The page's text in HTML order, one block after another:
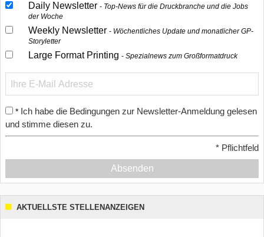
Daily Newsletter
Top-News für die Druckbranche und die Jobs
der Woche
Weekly Newsletter
Wöchentliches Update und monatlicher GP-
Storyletter
Large Format Printing Spezialnews zum Großformatdruck
* Ich habe die Bedingungen zur Newsletter-Anmeldung gelesen
und stimme diesen zu.
* Pflichtfeld
Absenden
AKTUELLSTE STELLENANZEIGEN